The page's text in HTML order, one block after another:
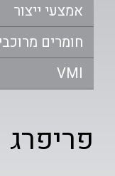
אמצעי ייצור
חומרים
VMI
פריפרג